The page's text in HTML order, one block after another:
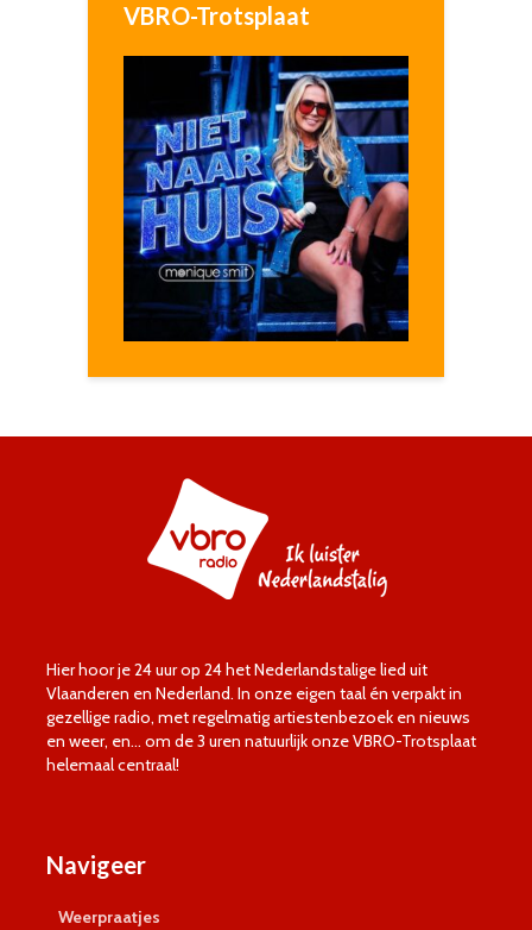
VBRO-Trotsplaat
Hier hoor je 24 uur op 24 het Nederlandstalige lied uit
Vlaanderen en Nederland. In onze eigen taal én verpakt in
gezellige radio, met regelmatig artiestenbezoek en nieuws
en weer, en… om de 3 uren natuurlijk onze VBRO-Trotsplaat
helemaal centraal!
Navigeer
Weerpraatjes